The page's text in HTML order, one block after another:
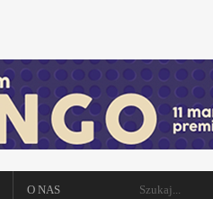
O NAS FORMULARZ